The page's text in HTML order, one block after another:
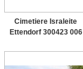
Cimetiere Israleite
Ettendorf 300423 006